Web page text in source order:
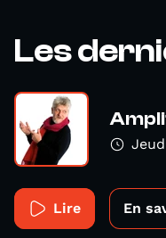
Les
Lire En